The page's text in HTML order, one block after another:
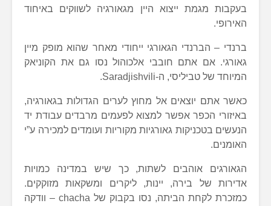
בעקבות מגמת ייצוא היין מגאורגיה לשווקים באיחוד
האירופי.
ברנדי – הברנדי הגאורגי ייחודי מאחר שהוא מופק מיין
גאורגי. אם אתם חובבי אלכוהול נסו גם את הקוניאק
המיוחד של טביליסי, ה-Saradjishvili.
כאשר אתם יוצאים אל מחוץ לערים הגדולות בגאורגיה,
באיזורי הכפר אפשר למצוא לפעמים מרבדים עבודת יד
הנעשים בטכניקות גאורגיות מקוריות ועומדים למכירה ע”י
האומנים.
הגאורגים אוהבים לשתות, כך שיש במדינה כמויות
אדירות של בירה, יינות, ליקרים ומשקאות מזוקקים.
כמזכרת לקחת הביתה, נסו בקבוק של chacha – וודקה